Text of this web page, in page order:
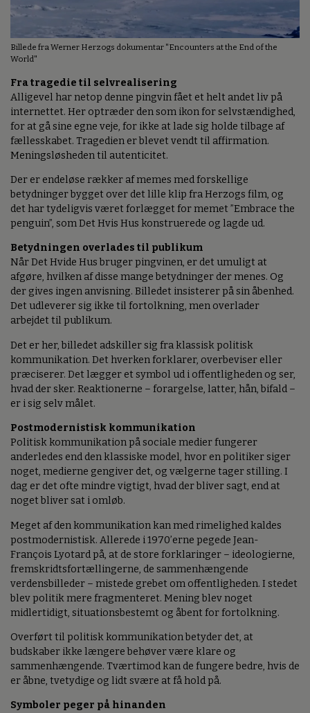
Billede fra Werner Herzogs dokumentar "Encounters at the End of the
World"
Fra tragedie til selvrealisering
Alligevel har netop denne pingvin fået et helt andet liv på
internettet. Her optræder den som ikon for selvstændighed,
for at gå sine egne veje, for ikke at lade sig holde tilbage af
fællesskabet. Tragedien er blevet vendt til affirmation.
Meningsløsheden til autenticitet.
Der er endeløse rækker af memes med forskellige
betydninger bygget over det lille klip fra Herzogs film, og
det har tydeligvis været forlægget for memet ”Embrace the
penguin”, som Det Hvis Hus konstruerede og lagde ud.
Betydningen overlades til publikum
Når Det Hvide Hus bruger pingvinen, er det umuligt at
afgøre, hvilken af disse mange betydninger der menes. Og
der gives ingen anvisning. Billedet insisterer på sin åbenhed.
Det udleverer sig ikke til fortolkning, men overlader
arbejdet til publikum.
Det er her, billedet adskiller sig fra klassisk politisk
kommunikation. Det hverken forklarer, overbeviser eller
præciserer. Det lægger et symbol ud i offentligheden og ser,
hvad der sker. Reaktionerne – forargelse, latter, hån, bifald –
er i sig selv målet.
Postmodernistisk kommunikation
Politisk kommunikation på sociale medier fungerer
anderledes end den klassiske model, hvor en politiker siger
noget, medierne gengiver det, og vælgerne tager stilling. I
dag er det ofte mindre vigtigt, hvad der bliver sagt, end at
noget bliver sat i omløb.
Meget af den kommunikation kan med rimelighed kaldes
postmodernistisk. Allerede i 1970’erne pegede Jean-
François Lyotard på, at de store forklaringer – ideologierne,
fremskridtsfortællingerne, de sammenhængende
verdensbilleder – mistede grebet om offentligheden. I stedet
blev politik mere fragmenteret. Mening blev noget
midlertidigt, situationsbestemt og åbent for fortolkning.
Overført til politisk kommunikation betyder det, at
budskaber ikke længere behøver være klare og
sammenhængende. Tværtimod kan de fungere bedre, hvis de
er åbne, tvetydige og lidt svære at få hold på.
Symboler peger på hinanden